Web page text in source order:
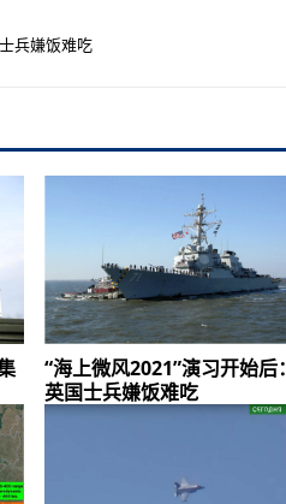
兵嫌饭难吃
“海上微风2021”演习开始后：
英国士兵嫌饭难吃